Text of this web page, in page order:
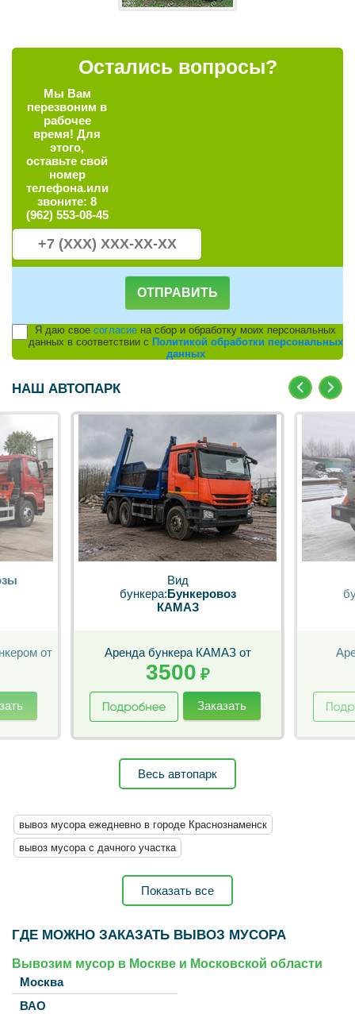
Остались вопросы?
Мы Вам
перезвоним в
рабочее
время!Для
этого,
оставьте свой
номер
телефона.или
звоните:8
(962) 553-08-45
ОТПРАВИТЬ
Я даю свое согласие на сбор и обработку моих персональных
данных в соответствии с Политикой обработки персональных
данных
НАШ АВТОПАРК
от
Вид
бункера:Бункеровоз
КАМАЗ
Аренда бункера КАМАЗ от
3500 ₽
Заказать
Весь автопарк
вывоз мусора ежедневно в городе Краснознаменск
вывоз мусора с дачного участка
вывозим бытовой мусор с квартиры
вывозим строительный мусор со стройплощадки
вывозим мебель с квартиры
вывоз старой мебели в городе Краснознаменск
Показать все
ГДЕ МОЖНО ЗАКАЗАТЬ ВЫВОЗ МУСОРА
Вывозим мусор в Москве и Московской области
Москва
ВАО